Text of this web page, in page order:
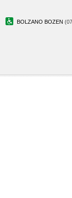
BOLZANO BOZEN